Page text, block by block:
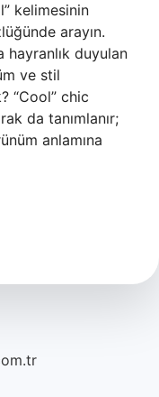
kelimesinin
arayın.
hayranlık duyulan
ve stil
“Cool” chic
da tanımlanır;
anlamına